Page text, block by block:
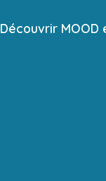
Découvrir MOOD